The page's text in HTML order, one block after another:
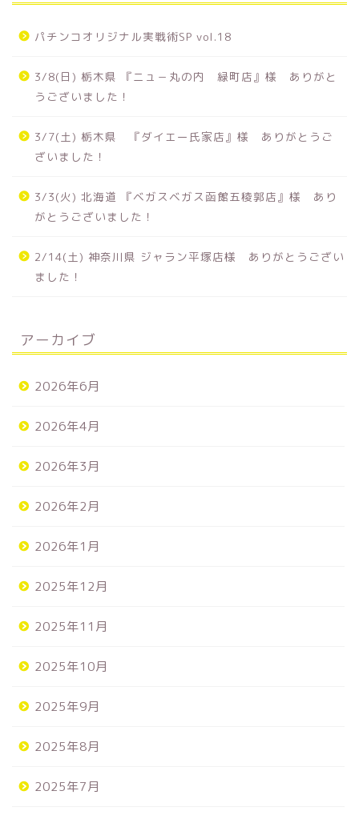
パチンコオリジナル実戦術SP vol.18
3/8(日) 栃木県 『ニュ－丸の内 緑町店』様 ありがと
うございました！
3/7(土) 栃木県 『ダイエー氏家店』様 ありがとうご
ざいました！
3/3(火) 北海道 『ベガスベガス函館五稜郭店』様 あり
がとうございました！
2/14(土) 神奈川県 ジャラン平塚店様 ありがとうござい
ました！
アーカイブ
2026年6月
2026年4月
2026年3月
2026年2月
2026年1月
2025年12月
2025年11月
2025年10月
2025年9月
2025年8月
2025年7月